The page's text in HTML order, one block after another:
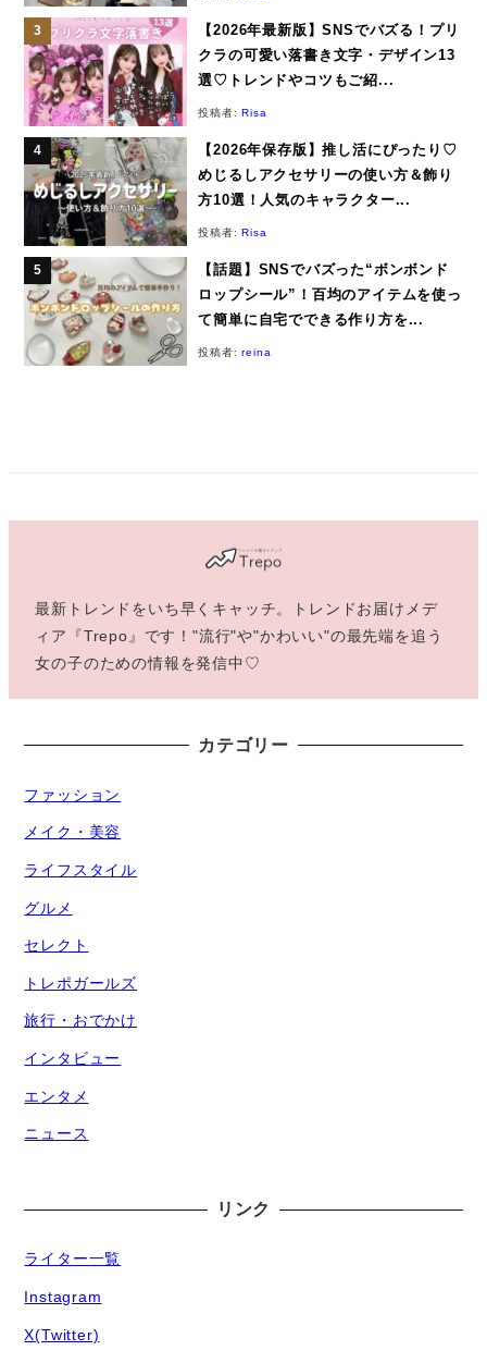
【2026年最新版】SNSでバズる！プリ
クラの可愛い落書き文字・デザイン13
選♡トレンドやコツもご紹...
投稿者:Risa
【2026年保存版】推し活にぴったり♡
めじるしアクセサリーの使い方＆飾り
方10選！人気のキャラクター...
投稿者:Risa
【話題】SNSでバズった“ボンボンド
ロップシール”！百均のアイテムを使っ
て簡単に自宅でできる作り方を...
投稿者:reina
最新トレンドをいち早くキャッチ。トレンドお届けメデ
ィア『Trepo』です！"流行"や"かわいい"の最先端を追う
女の子のための情報を発信中♡
カテゴリー
ファッション
メイク・美容
ライフスタイル
グルメ
セレクト
トレポガールズ
旅行・おでかけ
インタビュー
エンタメ
ニュース
リンク
ライター一覧
Instagram
X(Twitter)